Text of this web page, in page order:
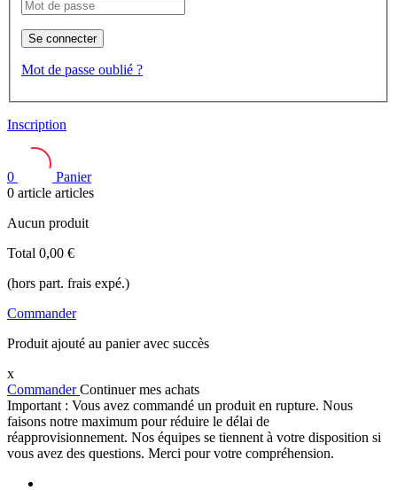
Se connecter
Mot de passe oublié ?
Inscription
0
Panier
0 article articles
Aucun produit
Total 0,00 €
(hors part. frais expé.)
Commander
Produit ajouté au panier avec succès
x
CommanderContinuer mes achats
Important : Vous avez commandé un produit en rupture. Nous
faisons notre maximum pour réduire le délai de
réapprovisionnement. Nos équipes se tiennent à votre disposition si
vous avez des questions. Merci pour votre compréhension.